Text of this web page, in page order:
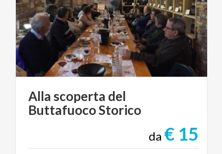
Alla scoperta del
ButtafuocoStorico
da € 15